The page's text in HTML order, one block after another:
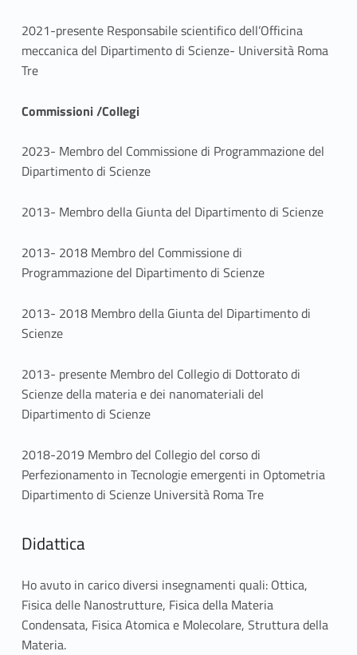
2021-presente Responsabile scientifico dell’Officina
meccanica del Dipartimento di Scienze- Università Roma
Tre
Commissioni /Collegi
2023- Membro del Commissione di Programmazione del
Dipartimento di Scienze
2013- Membro della Giunta del Dipartimento di Scienze
2013- 2018 Membro del Commissione di
Programmazione del Dipartimento di Scienze
2013- 2018 Membro della Giunta del Dipartimento di
Scienze
2013- presente Membro del Collegio di Dottorato di
Scienze della materia e dei nanomateriali del
Dipartimento di Scienze
2018-2019 Membro del Collegio del corso di
Perfezionamento in Tecnologie emergenti in Optometria
Dipartimento di Scienze Università Roma Tre
Didattica
Ho avuto in carico diversi insegnamenti quali: Ottica,
Fisica delle Nanostrutture, Fisica della Materia
Condensata, Fisica Atomica e Molecolare, Struttura della
Materia.